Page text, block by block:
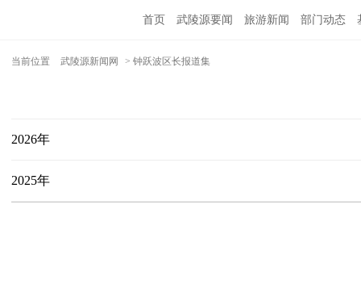
首页 武陵源要闻 旅游新闻 部门动态
当前位置 武陵源新闻网 > 钟跃波区长报道集
2026年
2025年